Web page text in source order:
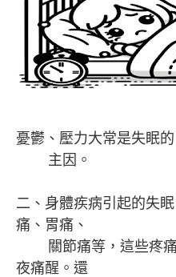
憂鬱、壓力大常是失眠的
主因。
二、身體疾病引起的失
痛、胃痛、
關節痛等，這些疼痛
夜痛醒。還